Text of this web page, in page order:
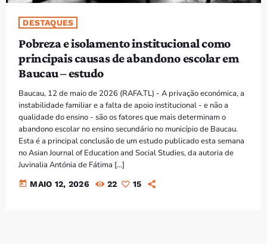
DESTAQUES
Pobreza e isolamento institucional como
principais causas de abandono escolar em
Baucau – estudo
Baucau, 12 de maio de 2026 (RAFA.TL) - A privação económica, a
instabilidade familiar e a falta de apoio institucional - e não a
qualidade do ensino - são os fatores que mais determinam o
abandono escolar no ensino secundário no município de Baucau.
Esta é a principal conclusão de um estudo publicado esta semana
no Asian Journal of Education and Social Studies, da autoria de
Juvinalia Antónia de Fátima […]
today MAIO 12, 2026 22 15